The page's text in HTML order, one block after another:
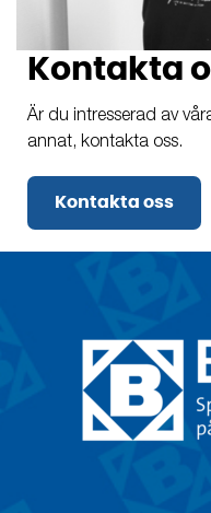
Kontakta
Är du intresserad av
annat, kontakta oss.
Kontakta oss